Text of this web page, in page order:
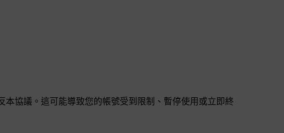
本協議。這可能導致您的帳號受到限制、暫停使用或立即終